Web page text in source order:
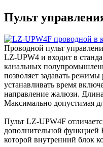
Пульт
Проводной пульт
LZ-UPW4 и входит в
канальных
позволяет задавать
устанавливать время
направление жалюзи.
Максимально допустимая
Пульт LZ-UPW4F
дополнительной
которой внутренний блок